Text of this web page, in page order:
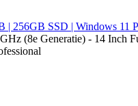
| 256GB SSD | Windows 11
(8e Generatie) - 14